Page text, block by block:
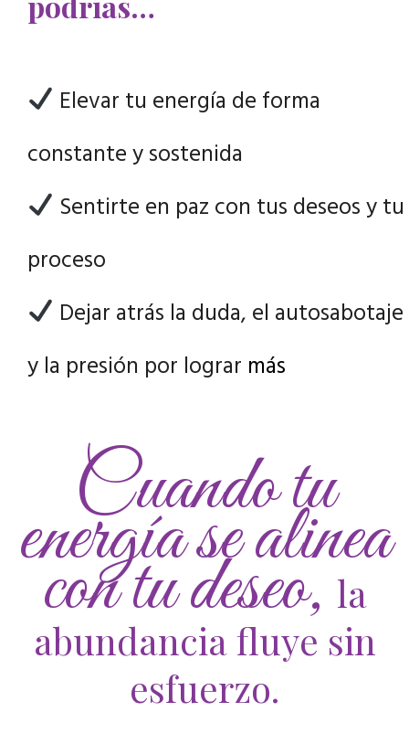
Elevar tu energía de forma
constante y sostenida
Sentirte en paz con tus deseos y tu
proceso
Dejar atrás la duda, el autosabotaje
y la presión por lograr más
Cuando tu
energía se alinea
con tu deseo,la
abundancia fluye sin
esfuerzo.